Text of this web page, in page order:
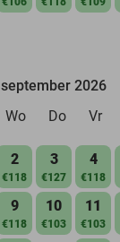
september 2026
Wo Do Vr
2
€118
3
€127
4
€118
9
€118
10
€103
11
€103